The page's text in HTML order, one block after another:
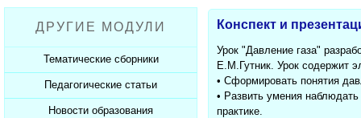
Пожарная безопасность
СанПиНы
Должностные обязанности
Планы, справки, протоколы
Презентации к Дню матери
Презентации к Новому году
Презентации к 23 февраля
Презентации к 8 марта
Презентации к Дню Победы
Разработки учащихся
Софт для учителя
ДРУГИЕ МОДУЛИ
Тематические сборники
Сборники презентаций
Педагогические статьи
Каталог статей
Новости образования
Конспект и
Урок "Давление газа"
Е.М.Гутник. Урок содержит
• Сформировать понятия
• Развить умения
практике.